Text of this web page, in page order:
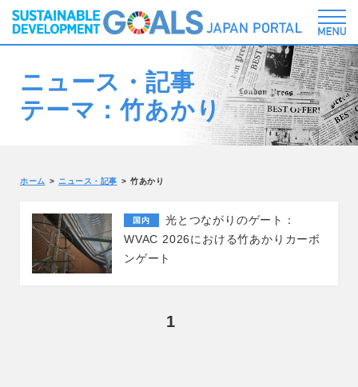
ニュース・記事
テーマ：竹あかり
ホーム ニュース・記事 竹あかり
国内
光とつながりのゲート：
WVAC 2026における竹あかりカーボ
ンゲート
1